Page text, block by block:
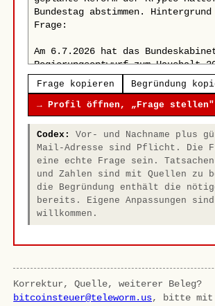
Frage kopieren Begründung
→ Profil öffnen, „Frage stellen"
Codex:
Vor- und Nachname plus
Mail-Adresse sind Pflicht. Die
eine echte Frage sein.
und Zahlen sind mit Quellen zu
die Begründung enthält die
bereits. Eigene Anpassungen sind
willkommen.
Korrektur, Quelle, weiterer Beleg?
bitcoinsteuer@teleworm.us, bitte mit